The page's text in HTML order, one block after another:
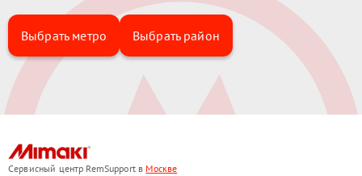
Выбрать метро Выбрать район
Сервисный центр RemSupport в Москве